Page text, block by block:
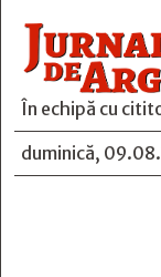
În echipă cu
duminică,